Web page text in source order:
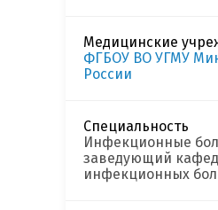
Медицинские
ФГБОУ ВО УГМУ
России
Специальность
Инфекционные
заведующий
инфекционных